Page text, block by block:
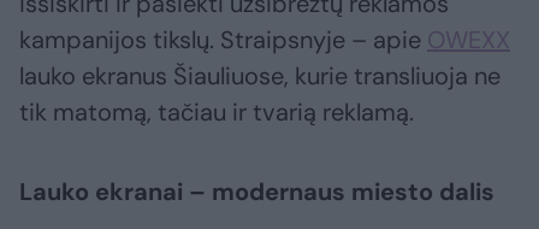
kampanijos tikslų. Straipsnyje – apie OWEXX
lauko ekranus Šiauliuose, kurie transliuoja ne
tik matomą, tačiau ir tvarią reklamą.
Lauko ekranai – modernaus miesto dalis